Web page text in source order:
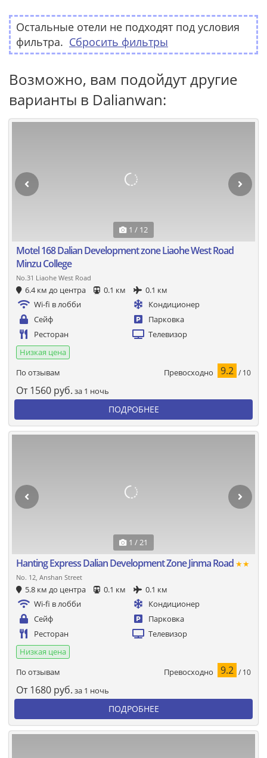
Остальные отели не подходят под условия
фильтра. Сбросить фильтры
Возможно, вам подойдут другие
варианты в Dalianwan:
1 / 12
Motel 168 Dalian Development zone Liaohe West Road
Minzu College
No.31 Liaohe West Road
6.4 км до центра 0.1 км
0.1 км
Wi-fi в лобби
Кондиционер
Сейф
Парковка
Ресторан
Телевизор
Низкая цена
По отзывам
Превосходно 9.2 / 10
От 1560 руб. за 1 ночь
ПОДРОБНЕЕ
1 / 21
Hanting Express Dalian Development Zone Jinma Road ★★
No. 12, Anshan Street
5.8 км до центра 0.1 км
0.1 км
Wi-fi в лобби
Кондиционер
Сейф
Парковка
Ресторан
Телевизор
Низкая цена
По отзывам
Превосходно 9.2 / 10
От 1680 руб. за 1 ночь
ПОДРОБНЕЕ